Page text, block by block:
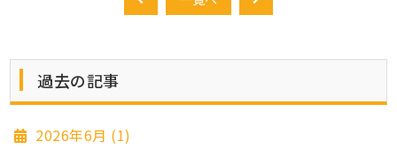
過去の記事
2026年6月 (1)